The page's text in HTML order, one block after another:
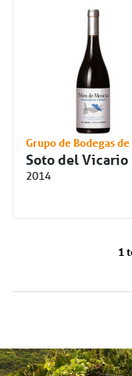
Grupo de Bodegas
Soto del Vicario
2014
1